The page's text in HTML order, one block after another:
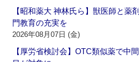
【昭和薬大 神林氏ら】獣医師と薬
門教育の充実を
2026年08月07日 (金)
【厚労省検討会】OTC類似薬で中